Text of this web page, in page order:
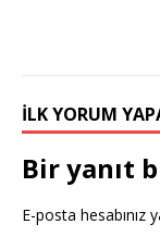
İLK YORUM
Bir yanıt
E-posta hesabınız